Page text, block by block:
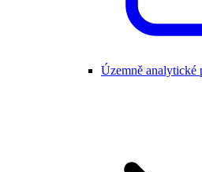
Územně analytické